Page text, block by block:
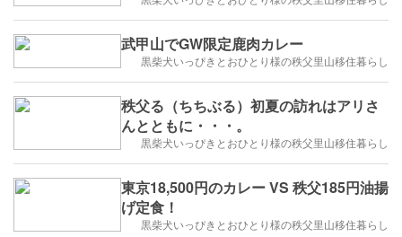
武甲山でGW限定鹿肉カレー
黒柴犬いっぴきとおひとり様の秩父里山移住暮らし
秩父る（ちちぶる）初夏の訪れはアリさ
んとともに・・・。
黒柴犬いっぴきとおひとり様の秩父里山移住暮らし
東京18,500円のカレー VS 秩父185円油揚
げ定食！
黒柴犬いっぴきとおひとり様の秩父里山移住暮らし